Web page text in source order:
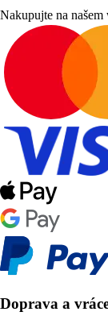
Nakupujte na našem
Doprava a